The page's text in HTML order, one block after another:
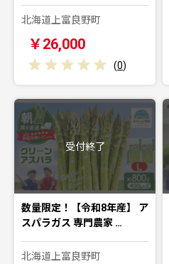
北海道上富良野町
￥26,000
(0)
受付終了
数量限定！【令和8年産】 ア
スパラガス 専門農家 …
北海道上富良野町